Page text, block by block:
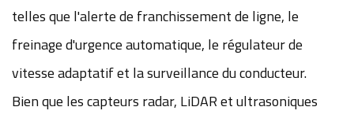
telles que l'alerte de franchissement de ligne, le
freinage d'urgence automatique, le régulateur de
vitesse adaptatif et la surveillance du conducteur.
Bien que les capteurs radar, LiDAR et ultrasoniques